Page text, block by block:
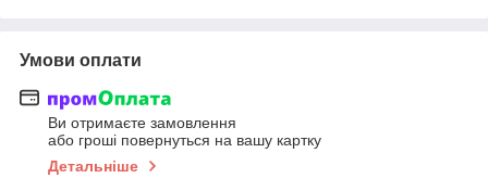
Умови оплати
Ви отримаєте замовлення
або гроші повернуться на вашу картку
Детальніше